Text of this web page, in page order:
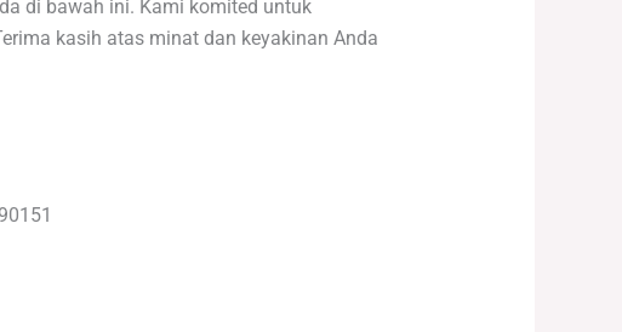
di bawah ini. Kami komited untuk
kasih atas minat dan keyakinan Anda